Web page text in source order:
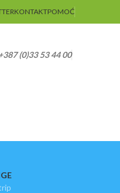
KONTAKTPOMOĆ
(0)33 53 44 00